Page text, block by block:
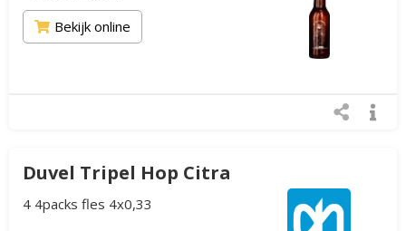
Bekijk online
Duvel Tripel Hop Citra
4 4packs fles 4x0,33